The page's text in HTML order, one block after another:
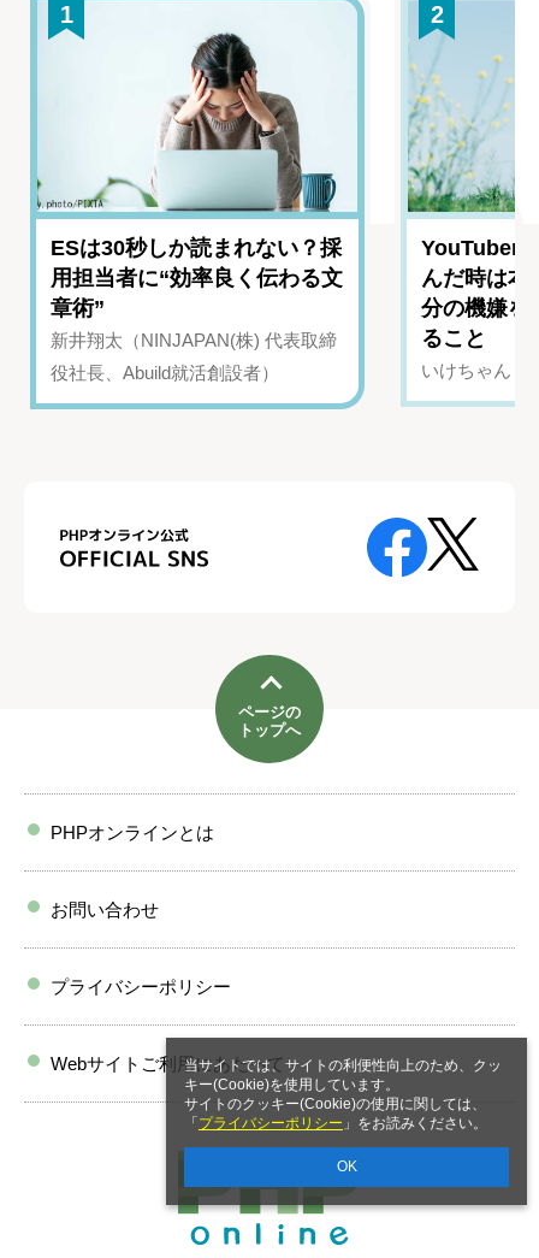
当サイトでは、サイトの利便性向上のため、クッ
キー(Cookie)を使用しています。
サイトのクッキー(Cookie)の使用に関しては、
「 プライバシーポリシー 」をお読みください。
OK
1
ESは30秒しか読まれない？採
用担当者に“効率良く伝わる文
章術”
新井翔太（NINJAPAN(株) 代表取締
役社長、Abuild就活創設者）
2
YouTuber
んだ時は
分の機嫌を
ること
いけちゃん（
ページの
トップへ
PHPオンラインとは
お問い合わせ
プライバシーポリシー
Webサイトご利用にあたって